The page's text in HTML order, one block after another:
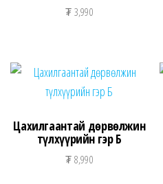
₮3,990
Цахилгаантай дөрвөлжин
түлхүүрийн гэр Б
₮8,990